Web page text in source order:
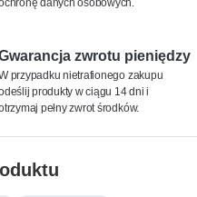
zwrotu pieniędzy
przypadku nietrafionego zakupu
produkty w ciągu 14 dni i
pełny zwrot środków.